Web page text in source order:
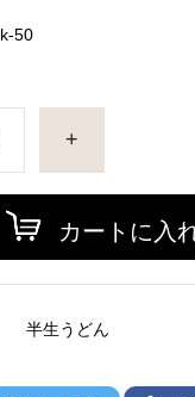
k-50
+
カートに入
半生うどん